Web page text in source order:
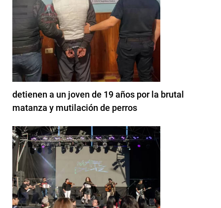
detienen a un joven de 19 años por la brutal
matanza y mutilación de perros